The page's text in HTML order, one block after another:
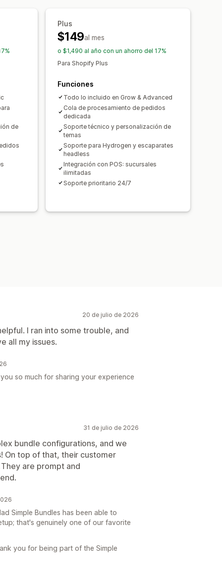
por cantidad
Descuentos porcentuales
Precios al por mayor
Personalizar precios
Envoltura de regalo Envío gratis
de productos
Procesamiento prioritario
de optimización
de
Plus
$149al mes
o $1,490 al año con un ahorro del 17%
Para Shopify Plus
Funciones
Todo lo incluido en Grow & Advanced
Cola de procesamiento de pedidos
dedicada
Soporte técnico y personalización de
temas
Soporte para Hydrogen y escaparates
headless
Integración con POS: sucursales
ilimitadas
Soporte prioritario 24/7
20 de julio de 2026
I ran into some trouble, and
all my issues.
so much for sharing your experience
31 de julio de 2026
bundle configurations, and we
On top of that, their customer
are prompt and
Simple Bundles has been able to
that's genuinely one of our favorite
you for being part of the Simple